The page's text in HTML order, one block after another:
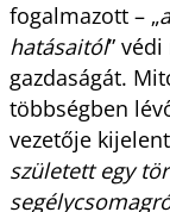
fogalmazott – „
hatásaitól”
gazdaságát.
többségben
vezetője
született egy